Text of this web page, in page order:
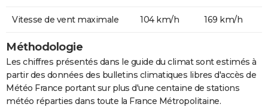
Vitesse de vent maximale 104 km/h 169 km/h
Méthodologie
Les chiffres présentés dans le guide du climat sont estimés à
partir des données des bulletins climatiques libres d'accès de
Météo France portant sur plus d'une centaine de stations
météo réparties dans toute la France Métropolitaine.